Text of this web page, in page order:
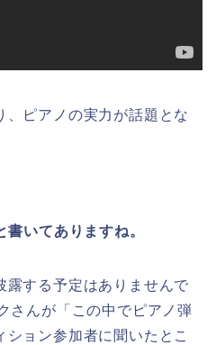
、ピアノの実力が話題とな
いてありますね。
露する予定はありませんで
さんが「この中でピアノ弾
ョン参加者に聞いたとこ